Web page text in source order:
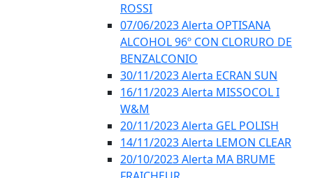
ROSSI
07/06/2023 Alerta OPTISANA
ALCOHOL 96º CON CLORURO DE
BENZALCONIO
30/11/2023 Alerta ECRAN SUN
16/11/2023 Alerta MISSOCOL I
W&M
20/11/2023 Alerta GEL POLISH
14/11/2023 Alerta LEMON CLEAR
20/10/2023 Alerta MA BRUME